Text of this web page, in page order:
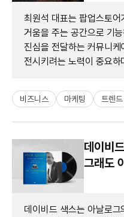
최원석 대표는 팝업스토
거움을 주는 공간으로 기
진심을 전달하는 커뮤니
전시키려는 노력이 중요
비즈니스 마케팅 트렌드
데이비
그래도
데이비드 색스는 아날로그